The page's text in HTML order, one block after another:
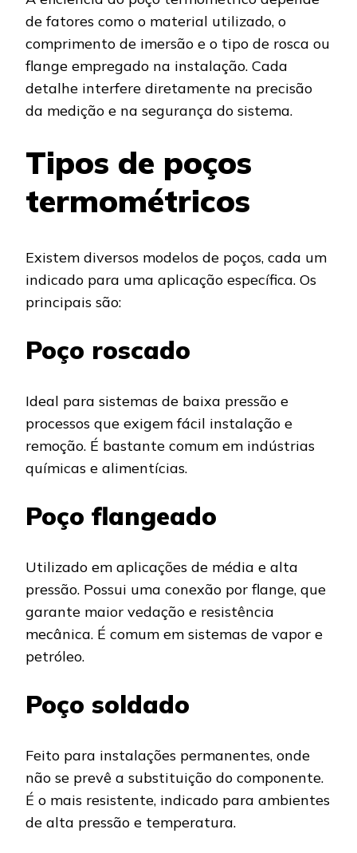
de fatores como o material utilizado, o
comprimento de imersão e o tipo de rosca ou
flange empregado na instalação. Cada
detalhe interfere diretamente na precisão
da medição e na segurança do sistema.
Tipos de poços
termométricos
Existem diversos modelos de poços, cada um
indicado para uma aplicação específica. Os
principais são:
Poço roscado
Ideal para sistemas de baixa pressão e
processos que exigem fácil instalação e
remoção. É bastante comum em indústrias
químicas e alimentícias.
Poço flangeado
Utilizado em aplicações de média e alta
pressão. Possui uma conexão por flange, que
garante maior vedação e resistência
mecânica. É comum em sistemas de vapor e
petróleo.
Poço soldado
Feito para instalações permanentes, onde
não se prevê a substituição do componente.
É o mais resistente, indicado para ambientes
de alta pressão e temperatura.